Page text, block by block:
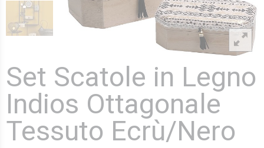
Set Scatole in Legno
Indios Ottagonale
Tessuto Ecrù/Nero